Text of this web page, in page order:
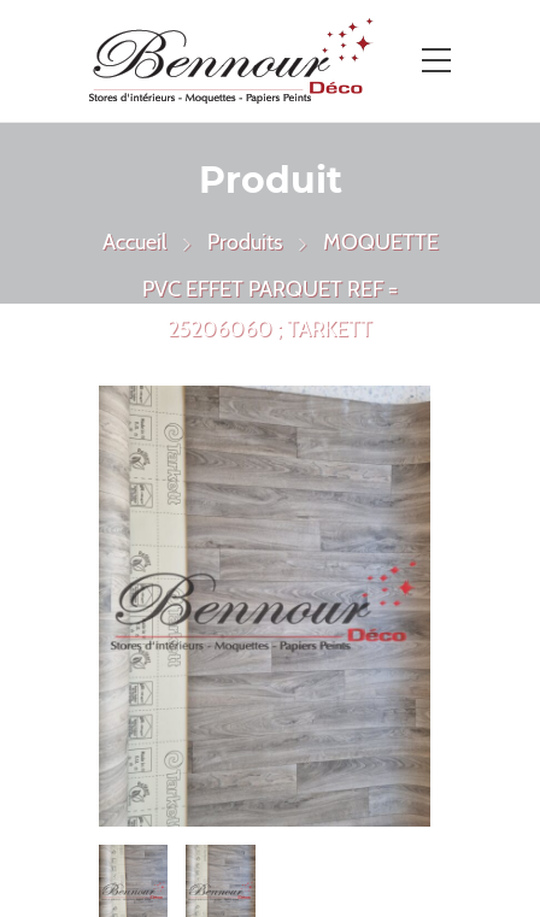
Produit
Accueil Produits
MOQUETTE
PVC EFFET PARQUET REF =
25206060 ; TARKETT